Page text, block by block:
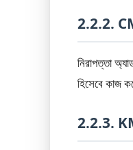
2.2.2.
নিরাপত্তা
হিসেবে
2.2.3.